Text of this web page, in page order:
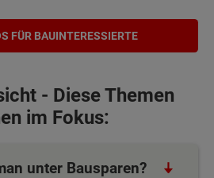
FÜR BAUINTERESSIERTE
- Diese Themen
im Fokus:
unter Bausparen?